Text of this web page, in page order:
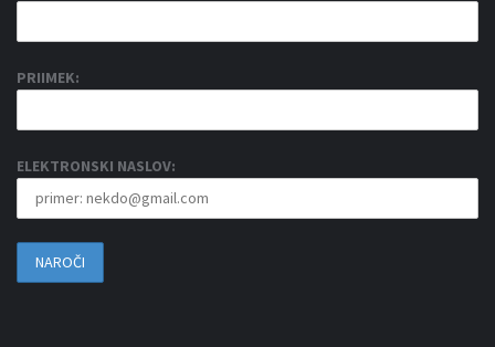
PRIIMEK:
ELEKTRONSKI NASLOV: